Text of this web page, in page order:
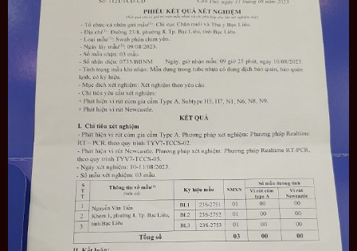
Hỏi: Sử dụng yến sào bao lâu thì có tác dụng?
Đáp:
Nếu cơ địa hấp thụ tốt và dùng đúng khẩu phần
liều lượng hiệu quả 30gr yến tươi/người lớn, 5gr yến
tươi/trẻ em 1 ngày, thì sau 1 tuần có thể cảm nhận được
sự hiệu quả. Các dấu hiệu cảm nhận: ăn ngon miệng
hơn, thèm ăn, nhuận trường, dễ dàng trong đại tiện, cảm
giác như được đào thải độc tố.
Hỏi: Mua hàng với số lượng lớn có được ưu đãi gì
không?